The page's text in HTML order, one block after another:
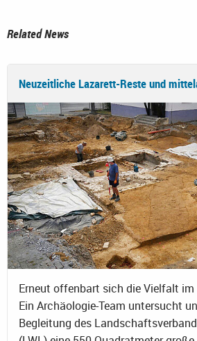
Related News
Neuzeitliche Lazarett-Reste und
Erneut offenbart sich die Vielfalt im
Ein Archäologie-Team untersucht
Begleitung des